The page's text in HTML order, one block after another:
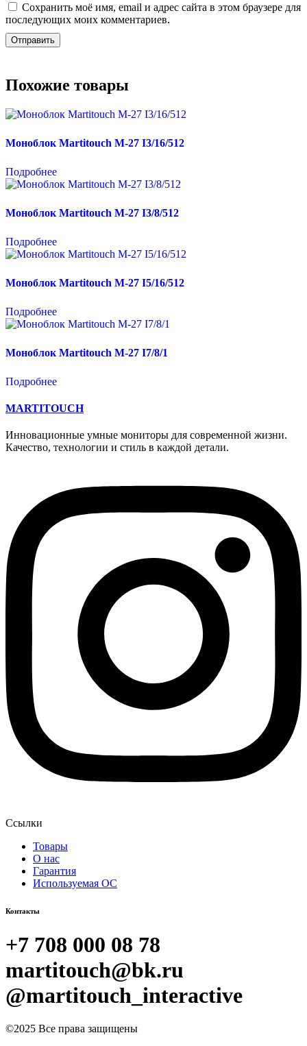
Сохранить моё имя, email и адрес сайта в этом браузере для
последующих моих комментариев.
Похожие товары
Моноблок Martitouch M-27 I3/16/512
Подробнее
Моноблок Martitouch M-27 I3/8/512
Подробнее
Моноблок Martitouch M-27 I5/16/512
Подробнее
Моноблок Martitouch M-27 I7/8/1
Подробнее
MARTITOUCH
Инновационные умные мониторы для современной жизни.
Качество, технологии и стиль в каждой детали.
Ссылки
Товары
О нас
Гарантия
Используемая ОС
Контакты
+7 708 000 08 78
martitouch@bk.ru
@martitouch_interactive
©2025 Все права защищены